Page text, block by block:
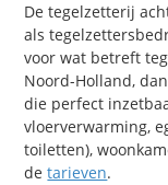
De tegelzetterij
als
voor wat betreft
Noord-Holland,
die perfect
vloerverwarming,
toiletten),
detarieven.